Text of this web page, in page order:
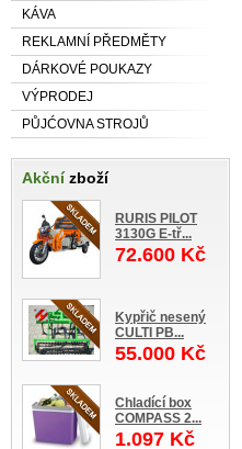
KÁVA
REKLAMNÍ PŘEDMĚTY
DÁRKOVÉ POUKAZY
VÝPRODEJ
PŮJĆOVNA STROJŮ
Akčnízboží
RURIS PILOT
3130G E-tř...
72.600 Kč
Kypřič nesený
CULTI PB...
55.000 Kč
Chladící box
COMPASS 2...
1.097 Kč